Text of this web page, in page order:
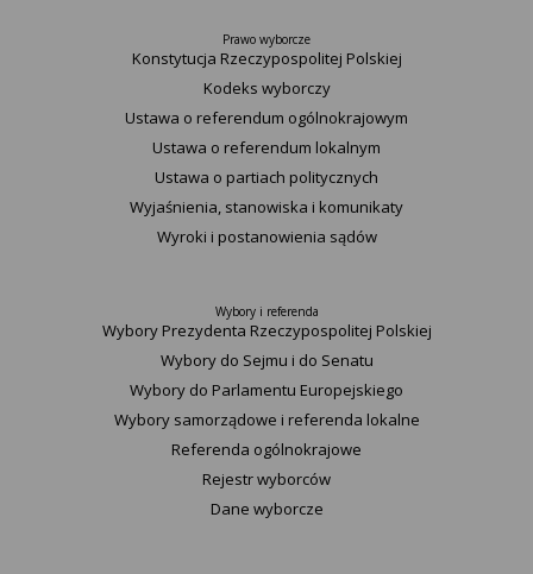
Prawo wyborcze
Konstytucja Rzeczypospolitej Polskiej​
Kodeks wyborczy
Ustawa o referendum ogólnokrajowym
Ustawa o referendum lokalnym
Ustawa o partiach politycznych
Wyjaśnienia, stanowiska i komunikaty
Wyroki i postanowienia sądów
Wybory i referenda
Wybory Prezydenta Rzeczypospolitej Polskiej
Wybory do Sejmu i do Senatu
Wybory do Parlamentu Europejskiego
Wybory samorządowe i referenda lokalne
Referenda ogólnokrajowe
Rejestr wyborców
Dane wyborcze